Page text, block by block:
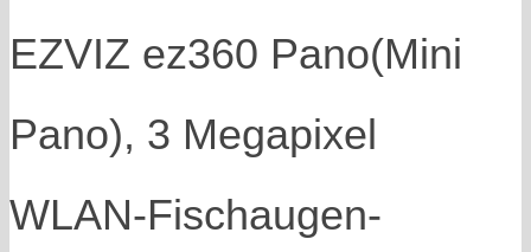
EZVIZ ez360 Pano(Mini
Pano), 3 Megapixel
WLAN-Fischaugen-